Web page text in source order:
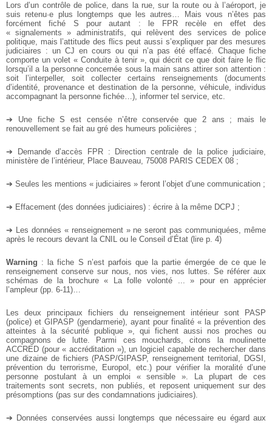
Lors d’un contrôle de police, dans la rue, sur la route ou à l’aéroport, je
suis retenu·e plus longtemps que les autres… Mais vous n’êtes pas
forcément fiché S pour autant : le FPR recèle en effet des
« signalements » administratifs, qui relèvent des services de police
politique, mais l’attitude des flics peut aussi s’expliquer par des mesures
judiciaires : un CJ en cours ou qui n’a pas été effacé. Chaque fiche
comporte un volet « Conduite à tenir », qui décrit ce que doit faire le flic
lorsqu’il a la personne concernée sous la main sans attirer son attention :
soit l’interpeller, soit collecter certains renseignements (documents
d’identité, provenance et destination de la personne, véhicule, individus
accompagnant la personne fichée…), informer tel service, etc.
➔ Une fiche S est censée n’être conservée que 2 ans ; mais le
renouvellement se fait au gré des humeurs policières ;
➔ Demande d’accès FPR : Direction centrale de la police judiciaire,
ministère de l’intérieur, Place Bauveau, 75008 PARIS CEDEX 08 ;
➔ Seules les mentions « judiciaires » feront l’objet d’une communication ;
➔ Effacement (des données judiciaires) : écrire à la même DCPJ ;
➔ Les données « renseignement » ne seront pas communiquées, même
après le recours devant la CNIL ou le Conseil d’État (lire p. 4)
Warning : la fiche S n’est parfois que la partie émergée de ce que le
renseignement conserve sur nous, nos vies, nos luttes. Se référer aux
schémas de la brochure « La folle volonté ... » pour en apprécier
l’ampleur (pp. 6-11)…
Les deux principaux fichiers du renseignement intérieur sont PASP
(police) et GIPASP (gendarmerie), ayant pour finalité « la prévention des
atteintes à la sécurité publique », qui fichent aussi nos proches ou
compagnons de lutte. Parmi ces mouchards, citons la moulinette
ACCRED (pour « accréditation »), un logiciel capable de rechercher dans
une dizaine de fichiers (PASP/GIPASP, renseignement territorial, DGSI,
prévention du terrorisme, Europol, etc.) pour vérifier la moralité d’une
personne postulant à un emploi « sensible ». La plupart de ces
traitements sont secrets, non publiés, et reposent uniquement sur des
présomptions (pas sur des condamnations judiciaires).
➔ Données conservées aussi longtemps que nécessaire eu égard aux